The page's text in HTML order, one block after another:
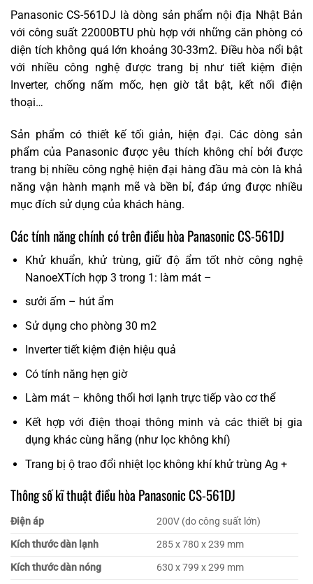
Panasonic CS-561DJ là dòng sản phẩm nội địa Nhật Bản
với công suất 22000BTU phù hợp với những căn phòng có
diện tích không quá lớn khoảng 30-33m2. Điều hòa nổi bật
với nhiều công nghệ được trang bị như tiết kiệm điện
Inverter, chống nấm mốc, hẹn giờ tắt bật, kết nối điện
thoại…
Sản phẩm có thiết kế tối giản, hiện đại. Các dòng sản
phẩm của Panasonic được yêu thích không chỉ bởi được
trang bị nhiều công nghệ hiện đại hàng đầu mà còn là khả
năng vận hành mạnh mẽ và bền bỉ, đáp ứng được nhiều
mục đích sử dụng của khách hàng.
Các tính năng chính có trên điều hòa Panasonic CS-561DJ
Khử khuẩn, khử trùng, giữ độ ẩm tốt nhờ công nghệ
NanoeXTích hợp 3 trong 1: làm mát –
sưởi ấm – hút ẩm
Sử dụng cho phòng 30 m2
Inverter tiết kiệm điện hiệu quả
Có tính năng hẹn giờ
Làm mát – không thổi hơi lạnh trực tiếp vào cơ thể
Kết hợp với điện thoại thông minh và các thiết bị gia
dụng khác cùng hãng (như lọc không khí)
Trang bị ộ trao đổi nhiệt lọc không khí khử trùng Ag +
Thông số kĩ thuật điều hòa Panasonic CS-561DJ
Điện áp
200V (do công suất lớn)
Kích thước dàn lạnh
285 x 780 x 239 mm
Kích thước dàn nóng
630 x 799 x 299 mm